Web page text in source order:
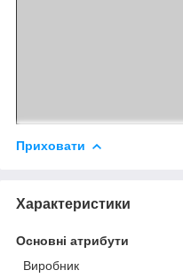
Приховати
Характеристики
Основні атрибути
Виробник